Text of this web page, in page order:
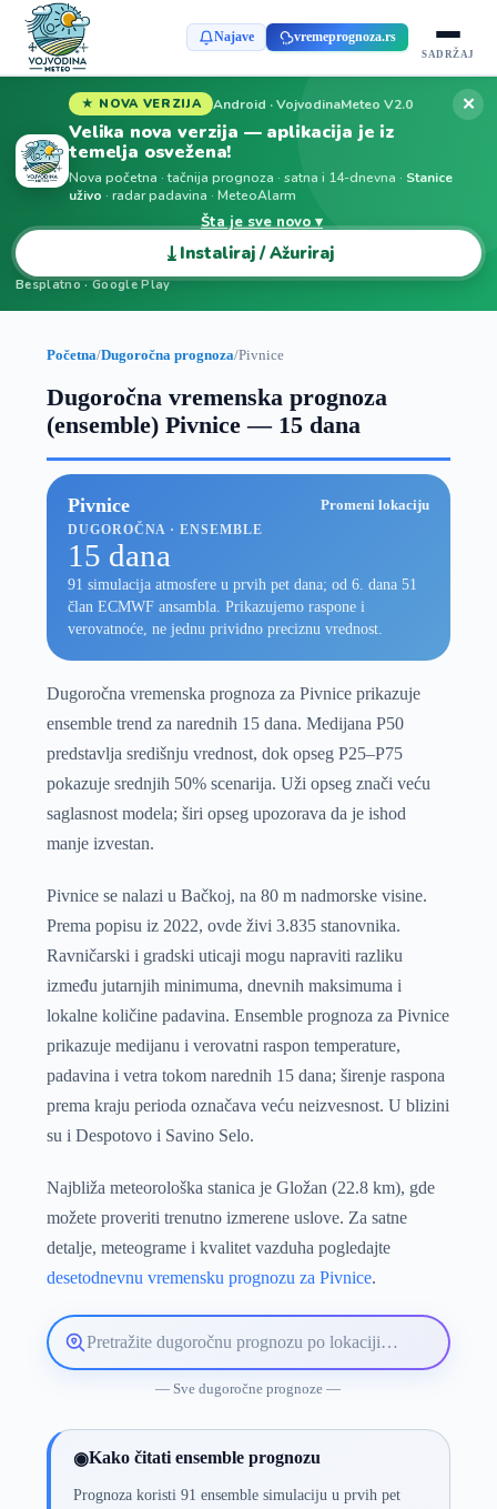
Najave vremeprognoza.rs
SADRŽAJ
★ NOVA VERZIJA Android · VojvodinaMeteo V2.0
Velika nova verzija — aplikacija je iz
temelja osvežena!
Nova početna · tačnija prognoza · satna i 14-dnevna · Stanice
uživo · radar padavina · MeteoAlarm
Šta je sve novo ▾
⤓ Instaliraj / Ažuriraj
Besplatno · Google Play
✕
Početna/Dugoročna prognoza/Pivnice
Dugoročna vremenska prognoza
(ensemble) Pivnice — 15 dana
Pivnice Promeni lokaciju
DUGOROČNA · ENSEMBLE
15 dana
91 simulacija atmosfere u prvih pet dana; od 6. dana 51
član ECMWF ansambla. Prikazujemo raspone i
verovatnoće, ne jednu prividno preciznu vrednost.
Dugoročna vremenska prognoza za Pivnice prikazuje
ensemble trend za narednih 15 dana. Medijana P50
predstavlja središnju vrednost, dok opseg P25–P75
pokazuje srednjih 50% scenarija. Uži opseg znači veću
saglasnost modela; širi opseg upozorava da je ishod
manje izvestan.
Pivnice se nalazi u Bačkoj, na 80 m nadmorske visine.
Prema popisu iz 2022, ovde živi 3.835 stanovnika.
Ravničarski i gradski uticaji mogu napraviti razliku
između jutarnjih minimuma, dnevnih maksimuma i
lokalne količine padavina. Ensemble prognoza za Pivnice
prikazuje medijanu i verovatni raspon temperature,
padavina i vetra tokom narednih 15 dana; širenje raspona
prema kraju perioda označava veću neizvesnost. U blizini
su i Despotovo i Savino Selo.
Najbliža meteorološka stanica je Gložan (22.8 km), gde
možete proveriti trenutno izmerene uslove. Za satne
detalje, meteograme i kvalitet vazduha pogledajte
desetodnevnu vremensku prognozu za Pivnice.
Pretražite
lokaciju
— Sve dugoročne prognoze —
◉Kako čitati ensemble prognozu
Prognoza koristi 91 ensemble simulaciju u prvih pet